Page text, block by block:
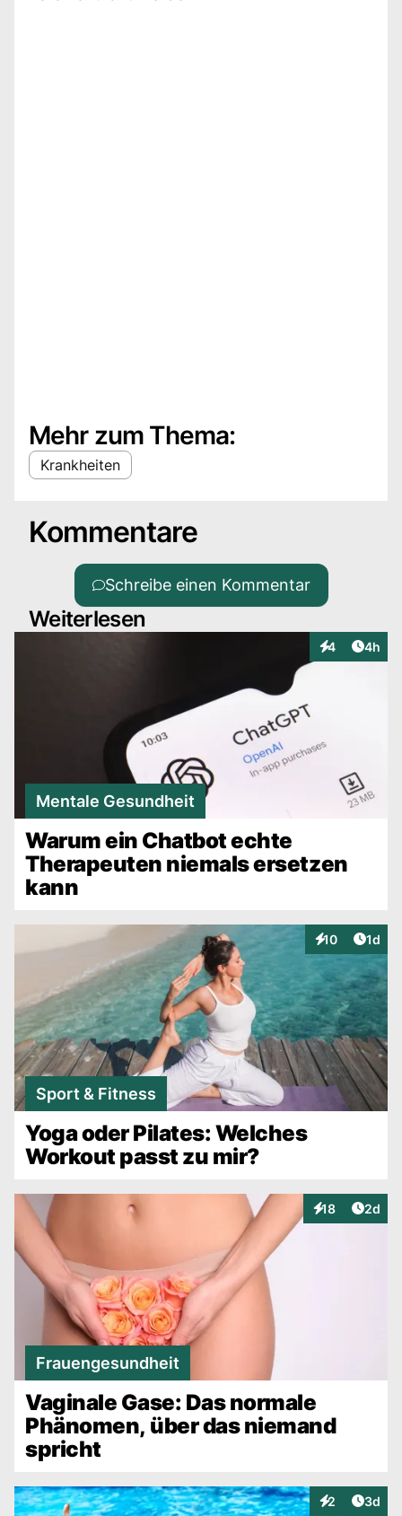
Mehr zum Thema:
Krankheiten
Kommentare
Schreibe einen Kommentar
Weiterlesen
4
Interaktionen
4h
Mentale Gesundheit
Warum ein Chatbot echte
Therapeuten niemals ersetzen
kann
10
Interaktionen
1d
Sport & Fitness
Yoga oder Pilates: Welches
Workout passt zu mir?
18
Interaktionen
2d
Frauengesundheit
Vaginale Gase: Das normale
Phänomen, über das niemand
spricht
2
Interaktionen
3d